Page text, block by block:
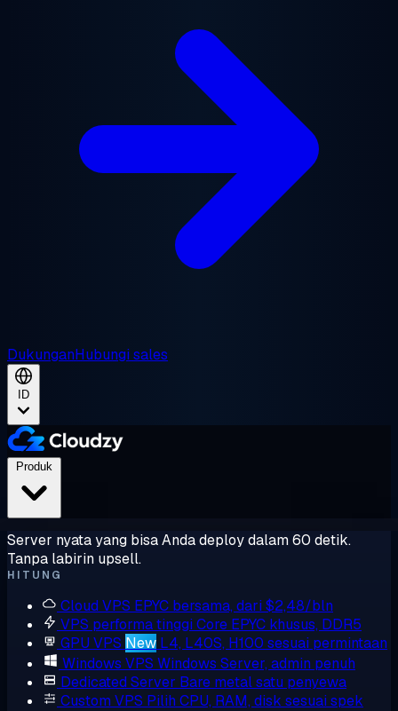
DukunganHubungi sales
ID
Server nyata yang bisa Anda deploy dalam 60 detik.
Tanpa labirin upsell.
HITUNG
Cloud VPS EPYC bersama, dari $2,48/bln
VPS performa tinggi Core EPYC khusus, DDR5
GPU VPS New L4, L40S, H100 sesuai permintaan
Windows VPS Windows Server, admin penuh
Dedicated Server Bare metal satu penyewa
Custom VPS Pilih CPU, RAM, disk sesuai spek